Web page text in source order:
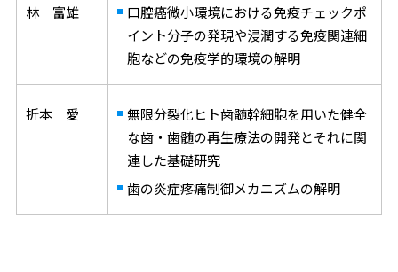
林 富雄
口腔癌微小環境における免疫チェックポ
イント分子の発現や浸潤する免疫関連細
胞などの免疫学的環境の解明
折本 愛
無限分裂化ヒト歯髄幹細胞を用いた健全
な歯・歯髄の再生療法の開発とそれに関
連した基礎研究
歯の炎症疼痛制御メカニズムの解明